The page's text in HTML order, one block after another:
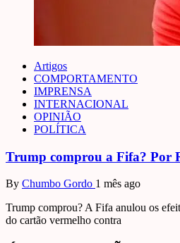
Artigos
COMPORTAMENTO
IMPRENSA
INTERNACIONAL
OPINIÃO
POLÍTICA
Trump comprou a Fifa? Por
By Chumbo Gordo 1 mês ago
Trump comprou? A Fifa anulou os
do cartão vermelho contra